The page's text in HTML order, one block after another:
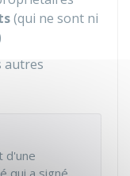
(qui ne sont ni
autres
d'une
qui a signé